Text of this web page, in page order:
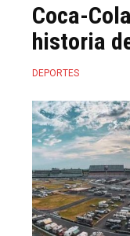
Coca-
historia
DEPORTES